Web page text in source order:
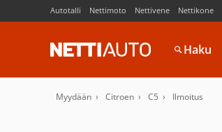
Autotalli Nettimoto Nettivene Nettikone
Haku
Myydään Citroen C5 Ilmoitus